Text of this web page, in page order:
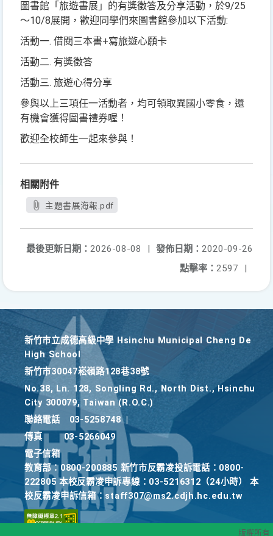
圖書館「旅遊書展」的有獎徵答及分享活動，於9/25
～10/8展開，歡迎同學們來圖書館參加以下活動:
活動一. 借閱三本書+寫旅遊心願卡
活動二. 有獎徵答
活動三. 旅遊心得分享
參與以上三項任一活動者，均可領取異國小零食，還
有機會獲得圖書禮券喔！
歡迎全校師生一起來參與！
相關附件
主題書展海報.pdf
發佈日期： 2020-09-26
最後更新日期： 2026-08-08
|
點擊率： 2597 |
新竹巿立成德高級中學 Hsinchu Municipal Cheng De
High School
新竹巿30047崧嶺路128巷38號
No.38, Ln. 128, Songling Rd., North Dist., Hsinchu
City 300079, Taiwan (R.O.C.)
聯絡電話
03-5258748
傳真
03-5266049
電子信箱
教育部：0800-200885 新竹市反霸凌投訴電話：0800-
222805 本校反霸凌申訴專線：03-5216312（24小時） 本
校反霸凌申訴信箱：staff307@ms2.cdjh.hc.edu.tw
版權所有